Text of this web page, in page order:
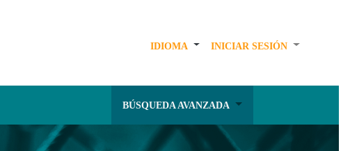
IDIOMA INICIAR SESIÓN
BÚSQUEDA AVANZADA